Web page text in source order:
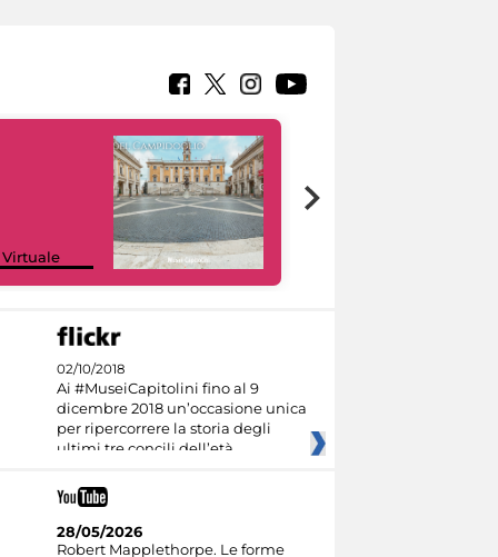
Virtuale
02/10/2018
Ai #MuseiCapitolini fino al 9
dicembre 2018 un’occasione unica
per ripercorrere la storia degli
ultimi tre concili dell’età
28/05/2026
Robert Mapplethorpe. Le forme